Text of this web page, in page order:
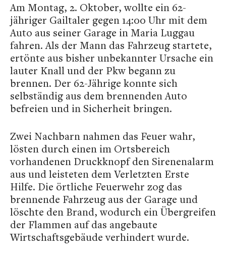
Am Montag, 2. Oktober, wollte ein 62-
jähriger Gailtaler gegen 14:00 Uhr mit dem
Auto aus seiner Garage in Maria Luggau
fahren. Als der Mann das Fahrzeug startete,
ertönte aus bisher unbekannter Ursache ein
lauter Knall und der Pkw begann zu
brennen. Der 62-Jährige konnte sich
selbständig aus dem brennenden Auto
befreien und in Sicherheit bringen.
Zwei Nachbarn nahmen das Feuer wahr,
lösten durch einen im Ortsbereich
vorhandenen Druckknopf den Sirenenalarm
aus und leisteten dem Verletzten Erste
Hilfe. Die örtliche Feuerwehr zog das
brennende Fahrzeug aus der Garage und
löschte den Brand, wodurch ein Übergreifen
der Flammen auf das angebaute
Wirtschaftsgebäude verhindert wurde.